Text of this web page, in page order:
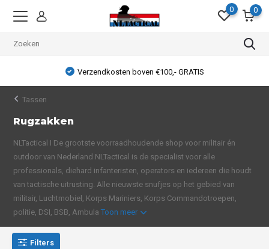
0 0
Verzendkosten boven €100,- GRATIS
Tassen
Rugzakken
NLTactical I De grootste voorraadhoudende shop voor militair én
outdoor van Nederland NLTactical is de specialist voor alle
professionals, diehard infanteristen, operators en iedereen die houdt
van tactische uitrusting. Alle nieuwste snufjes op het gebied van
militair, Luchtmobiel, Korps Mariniers, Korps Commandotroepen,
politie, DSI, BSB, AmbulaToon meer
Filters